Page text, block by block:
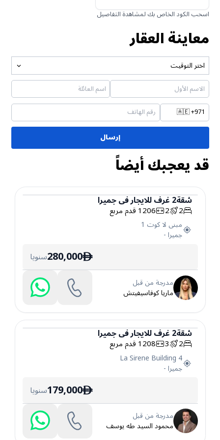
اسحب الكود الخاص بك لمشاهدة التفاصيل
معاينة العقار
اختر التوقيت
🇦🇪+971
إرسال
قد يعجبك أيضاً
شقة
شقة2غرفللايجارفيجميرا
2
2
1206قدم مربع
مبنى لا كوت 1
جميرا-
ê
280,000سنويا
مدرجة من قبل
ماريا كوفاسيفيتش
شقة
شقة2غرفللايجارفيجميرا
2
3
1208قدم مربع
La Sirene Building 4
جميرا-
ê
179,000سنويا
مدرجة من قبل
محمود السيد طه يوسف